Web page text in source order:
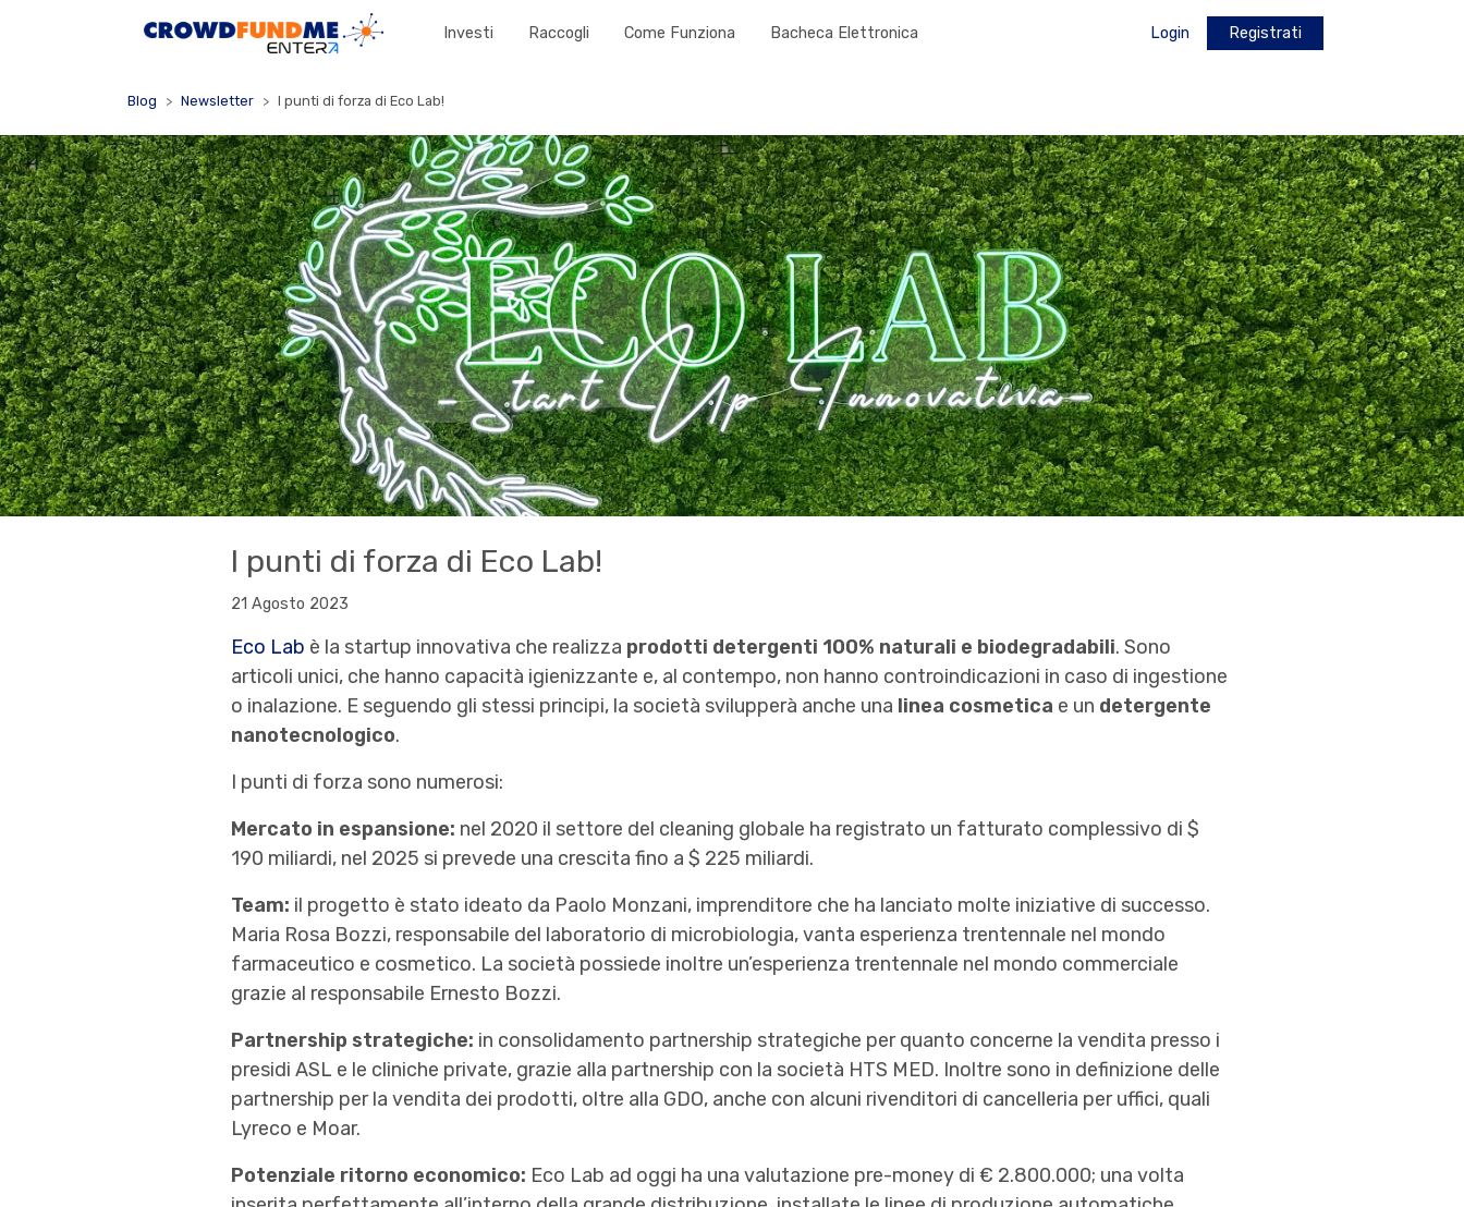
Investi Raccogli Come Funziona Bacheca Elettronica Login Registrati
Blog Newsletter I punti di forza di Eco Lab!
I punti di forza di Eco Lab!
21 Agosto 2023
Eco Lab è la startup innovativa che realizza prodotti detergenti 100% naturali e biodegradabili. Sono
articoli unici, che hanno capacità igienizzante e, al contempo, non hanno controindicazioni in caso di ingestione
o inalazione. E seguendo gli stessi principi, la società svilupperà anche una linea cosmetica e un detergente
nanotecnologico.
I punti di forza sono numerosi:
Mercato in espansione: nel 2020 il settore del cleaning globale ha registrato un fatturato complessivo di $
190 miliardi, nel 2025 si prevede una crescita fino a $ 225 miliardi.
Team: il progetto è stato ideato da Paolo Monzani, imprenditore che ha lanciato molte iniziative di successo.
Maria Rosa Bozzi, responsabile del laboratorio di microbiologia, vanta esperienza trentennale nel mondo
farmaceutico e cosmetico. La società possiede inoltre un’esperienza trentennale nel mondo commerciale
grazie al responsabile Ernesto Bozzi.
Partnership strategiche: in consolidamento partnership strategiche per quanto concerne la vendita presso i
presidi ASL e le cliniche private, grazie alla partnership con la società HTS MED. Inoltre sono in definizione delle
partnership per la vendita dei prodotti, oltre alla GDO, anche con alcuni rivenditori di cancelleria per uffici, quali
Lyreco e Moar.
Potenziale ritorno economico: Eco Lab ad oggi ha una valutazione pre-money di € 2.800.000; una volta